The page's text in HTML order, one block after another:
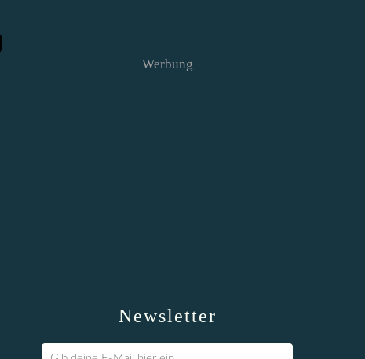
Newsletter
Werbung